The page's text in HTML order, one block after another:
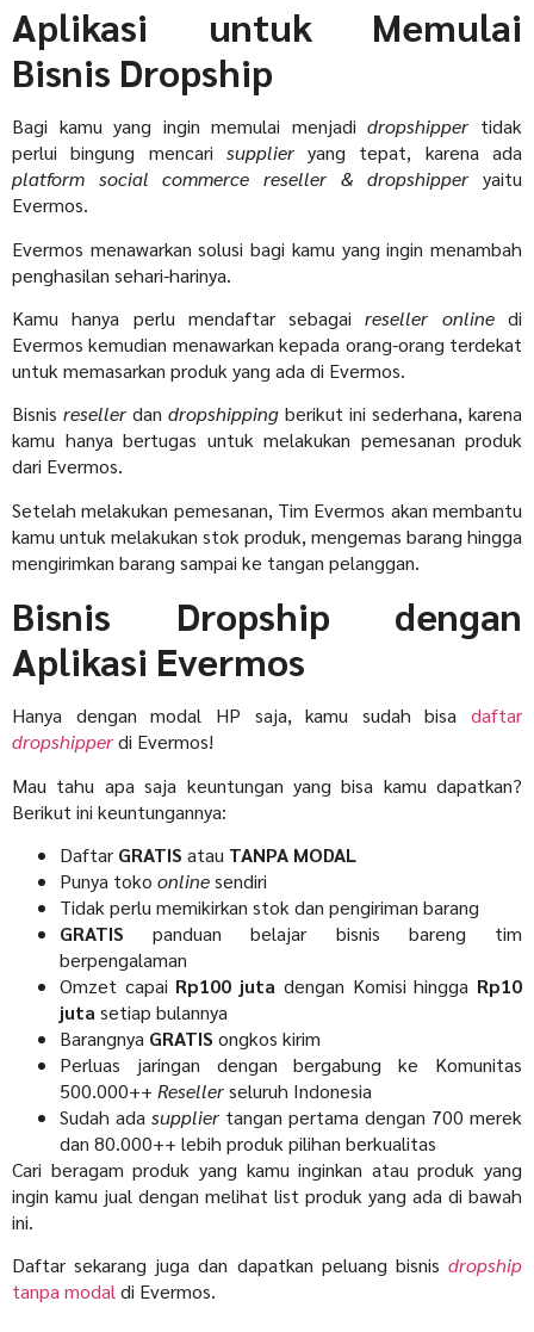
Aplikasi untuk Memulai
Bisnis Dropship
Bagi kamu yang ingin memulai menjadidropshipper tidak
perlui bingung mencari supplieryang tepat, karena ada
platform social commerce reseller & dropshipper yaitu
Evermos.
Evermos menawarkan solusi bagi kamu yang ingin menambah
penghasilan sehari-harinya.
Kamu hanya perlu mendaftar sebagaireseller onlinedi
Evermos kemudian menawarkan kepada orang-orang terdekat
untuk memasarkan produk yang ada di Evermos.
Bisnis reseller dan dropshipping berikut ini sederhana, karena
kamu hanya bertugas untuk melakukan pemesanan produk
dari Evermos.
Setelah melakukan pemesanan, Tim Evermos akan membantu
kamu untuk melakukan stok produk, mengemas barang hingga
mengirimkan barang sampai ke tangan pelanggan.
Bisnis Dropship dengan
Aplikasi Evermos
Hanya dengan modal HP saja, kamu sudah bisa daftar
dropshipperdi Evermos!
Mau tahu apa saja keuntungan yang bisa kamu dapatkan?
Berikut ini keuntungannya:
Daftar GRATIS atau TANPA MODAL
Punya toko onlinesendiri
Tidak perlu memikirkan stok dan pengiriman barang
GRATIS panduan belajar bisnis bareng tim
berpengalaman
Omzet capai Rp100 juta dengan Komisi hingga Rp10
juta setiap bulannya
Barangnya GRATIS ongkos kirim
Perluas jaringan dengan bergabung ke Komunitas
500.000++ Resellerseluruh Indonesia
Sudah ada supplier tangan pertama dengan 700 merek
dan 80.000++ lebih produk pilihan berkualitas
Cari beragam produk yang kamu inginkan atau produk yang
ingin kamu jual dengan melihat list produk yang ada di bawah
ini.
Daftar sekarang juga dan dapatkan peluang bisnis dropship
tanpa modaldi Evermos.